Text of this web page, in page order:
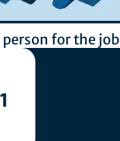
for the job